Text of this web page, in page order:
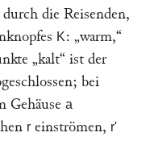
die Reisenden,
K: „warm,“
„kalt“ ist der
bei
Gehäuse a
r einströmen, r'